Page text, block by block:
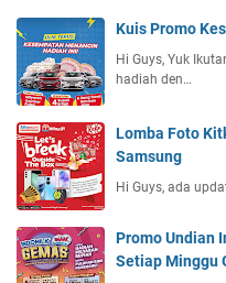
Kuis Promo
Hi Guys, Yuk
hadiah den…
Lomba Foto
Samsung
Hi Guys, ada
Promo Undian
Setiap Minggu